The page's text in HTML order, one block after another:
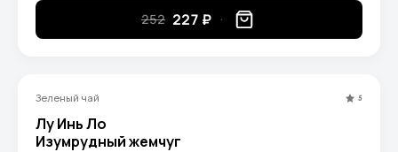
252 227 ₽
Зеленый чай 5
Лу Инь Ло
Изумрудный жемчуг